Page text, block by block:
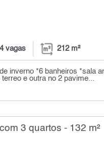
4 vagas 212 m²
inverno *6 banheiros *sala
e outra no 2 pavime...
3 quartos - 132 m²